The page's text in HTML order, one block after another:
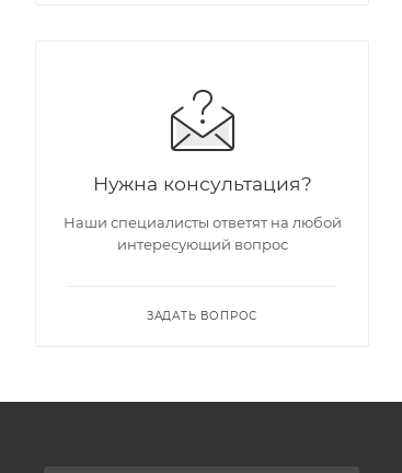
Нужна консультация?
Наши специалисты ответят на любой
интересующий вопрос
ЗАДАТЬ ВОПРОС